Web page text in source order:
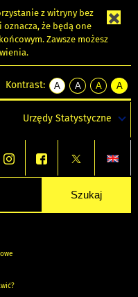
z witryny bez
że będą one
Zawsze możesz
Kontrast:
A
kontrast
A
kontrast
tekst
czarnym
A
kontrast
tekst
czarnym
A
tekst
żółtym
Urzędy Statystyczne